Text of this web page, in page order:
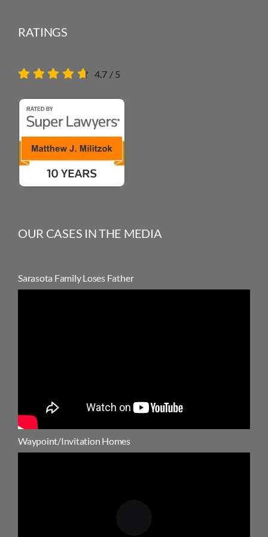
RATINGS
4.7 / 5
OUR CASES IN THE MEDIA
Sarasota Family Loses Father
Waypoint/Invitation Homes